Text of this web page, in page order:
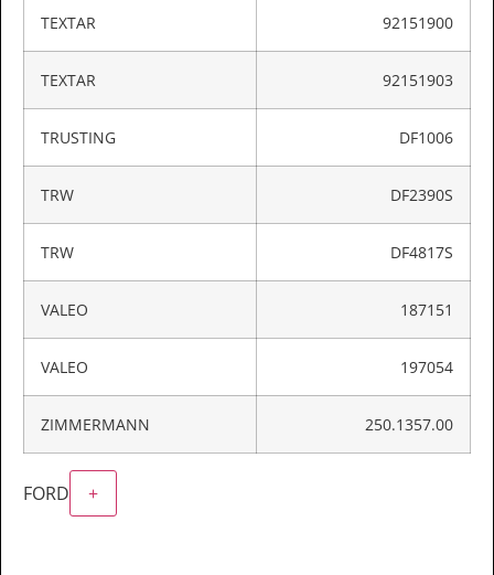
TEXTAR 92151900
TEXTAR 92151903
TRUSTING DF1006
TRW DF2390S
TRW DF4817S
VALEO 187151
VALEO 197054
ZIMMERMANN 250.1357.00
FORD +